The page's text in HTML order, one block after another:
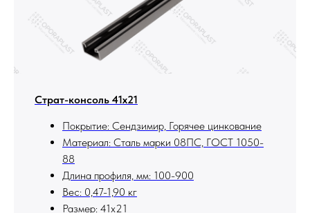
Страт-консоль 41х21
Покрытие: Сендзимир, Горячее цинкование
Материал: Сталь марки 08ПС, ГОСТ 1050-
88
Длина профиля, мм: 100-900
Вес: 0,47-1,90 кг
Размер: 41х21